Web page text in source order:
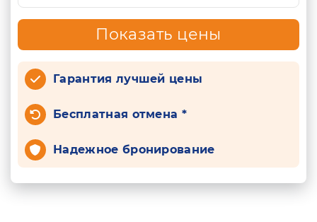
Показать цены
Гарантия лучшей цены
Бесплатная отмена *
Надежное бронирование